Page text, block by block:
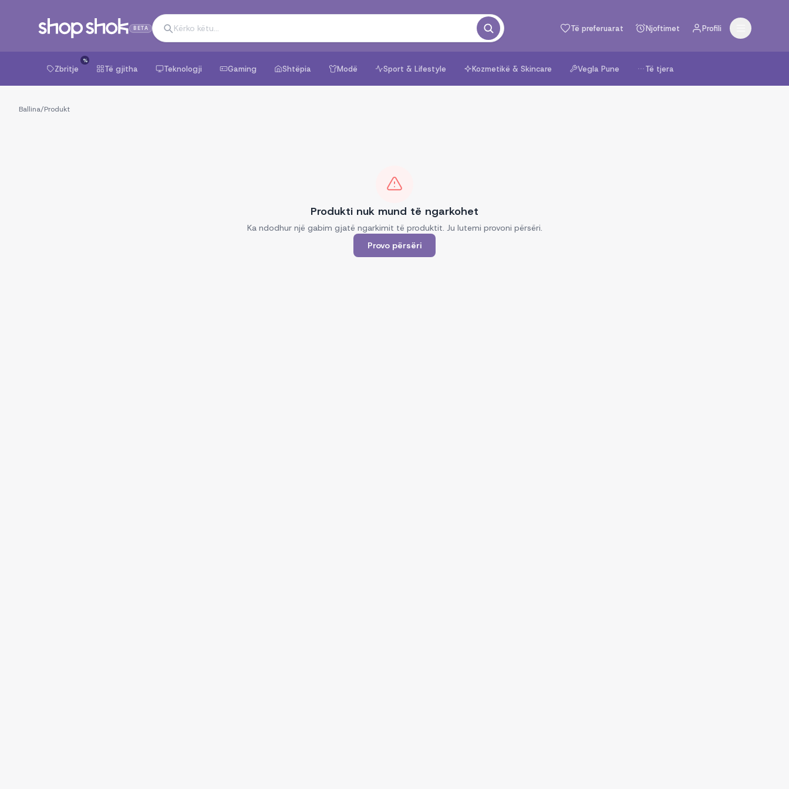
BETA Të preferuarat Njoftimet Profili
Zbritje
%
Të gjitha Teknologji Gaming Shtëpia Modë Sport & Lifestyle Kozmetikë & Skincare Vegla Pune Të tjera
Ballina/Produkt
Produkti nuk mund të ngarkohet
Ka ndodhur një gabim gjatë ngarkimit të produktit. Ju lutemi provoni përsëri.
Provo përsëri